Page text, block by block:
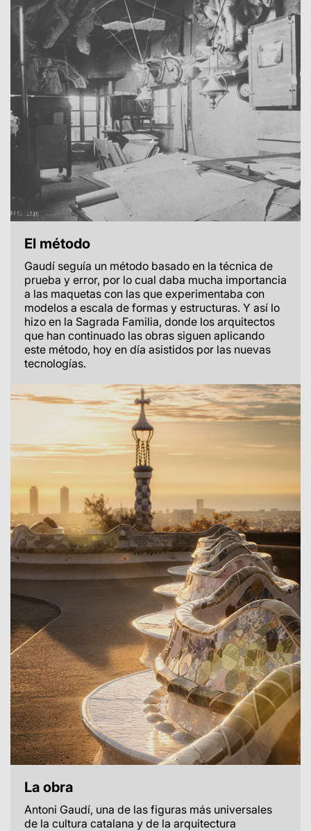
El método
Gaudí seguía un método basado en la técnica de
prueba y error, por lo cual daba mucha importancia
a las maquetas con las que experimentaba con
modelos a escala de formas y estructuras. Y así lo
hizo en la Sagrada Familia, donde los arquitectos
que han continuado las obras siguen aplicando
este método, hoy en día asistidos por las nuevas
tecnologías.
La obra
Antoni Gaudí, una de las figuras más universales
de la cultura catalana y de la arquitectura